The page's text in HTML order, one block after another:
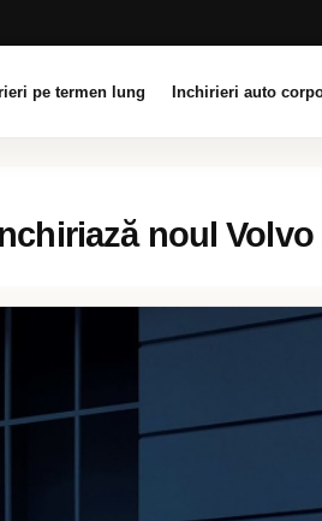
pe termen lung Inchirieri auto
noul